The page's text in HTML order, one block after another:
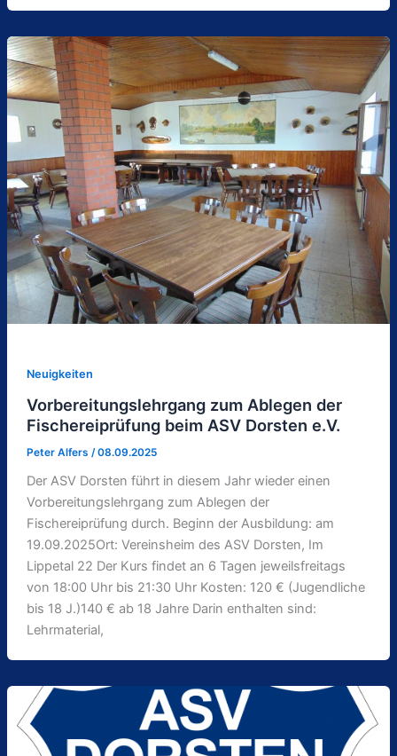
Neuigkeiten
Vorbereitungslehrgang zum Ablegen der
Fischereiprüfung beim ASV Dorsten e.V.
Peter Alfers /08.09.2025
Der ASV Dorsten führt in diesem Jahr wieder einen
Vorbereitungslehrgang zum Ablegen der
Fischereiprüfung durch. Beginn der Ausbildung: am
19.09.2025Ort: Vereinsheim des ASV Dorsten, Im
Lippetal 22 Der Kurs findet an 6 Tagen jeweilsfreitags
von 18:00 Uhr bis 21:30 Uhr Kosten: 120 € (Jugendliche
bis 18 J.)140 € ab 18 Jahre Darin enthalten sind:
Lehrmaterial,